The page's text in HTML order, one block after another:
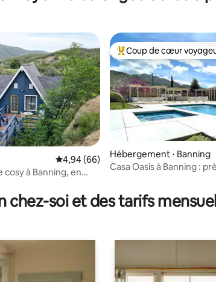
base de 4 commentaires : 5 sur 5
Évaluation moyenne sur la base de
4,94 (66)
à Banning, en
Coups de cœur
Coup de cœur
Hébergement ⋅ Banning
Casa Oasis à Banning :
chez-soi et des tarifs